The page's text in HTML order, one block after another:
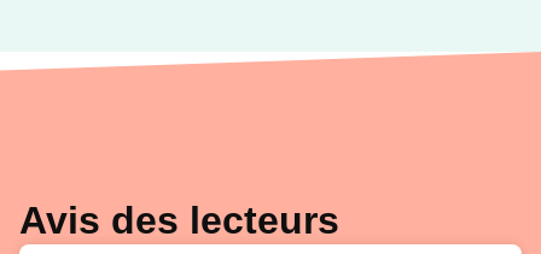
Avis des lecteurs